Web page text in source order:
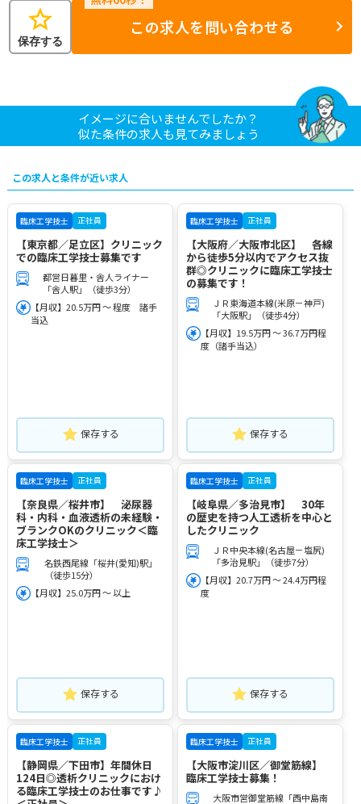
star
保存する
この求人を問い合わせる
イメージに合いませんでしたか？
似た条件の求人も見てみましょう
この求人と条件が近い求人
臨床工学技士 正社員
【東京都／足立区】クリニック
での臨床工学技士募集です
都営日暮里・舎人ライナー
「舎人駅」（徒歩3分）
【月収】20.5万円 ～ 程度 諸手
当込
保存する
臨床工学技士 正社員
【大阪府／大阪市北区】 各線
から徒歩5分以内でアクセス抜
群◎クリニックに臨床工学技士
の募集です！
ＪＲ東海道本線(米原－神戸)
「大阪駅」（徒歩4分）
【月収】19.5万円 ～ 36.7万円程
度（諸手当込）
保存する
臨床工学技士 正社員
【奈良県／桜井市】 泌尿器
科・内科・血液透析の未経験・
ブランクOKのクリニック＜臨
床工学技士＞
名鉄西尾線「桜井(愛知)駅」
（徒歩15分）
【月収】25.0万円 ～ 以上
保存する
臨床工学技士 正社員
【岐阜県／多治見市】 30年
の歴史を持つ人工透析を中心と
したクリニック
ＪＲ中央本線(名古屋－塩尻)
「多治見駅」（徒歩7分）
【月収】20.7万円 ～ 24.4万円程
度
保存する
臨床工学技士 正社員
【静岡県／下田市】年間休日
124日◎透析クリニックにおけ
る臨床工学技士のお仕事です♪
臨床工学技士 正社員
【大阪市淀川区／御堂筋線】
臨床工学技士募集！
大阪市営御堂筋線「西中島南